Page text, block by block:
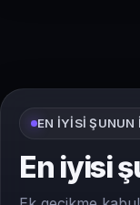
EN IYISI ŞUNUN
En iyisi